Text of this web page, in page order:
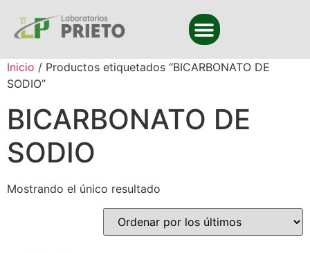
Inicio / Productos etiquetados “BICARBONATO DE
SODIO”
BICARBONATO DE
SODIO
Mostrando el único resultado